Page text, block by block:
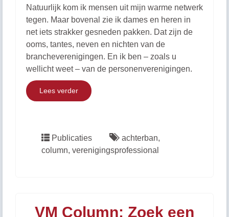
Natuurlijk kom ik mensen uit mijn warme netwerk
tegen. Maar bovenal zie ik dames en heren in
net iets strakker gesneden pakken. Dat zijn de
ooms, tantes, neven en nichten van de
brancheverenigingen. En ik ben – zoals u
wellicht weet – van de personenverenigingen.
Lees verder
Publicaties achterban,
column, verenigingsprofessional
VM Column: Zoek een